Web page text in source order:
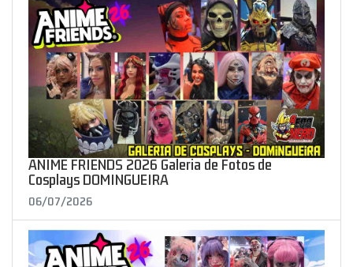
ANIME FRIENDS 2026 Galeria de Fotos de
Cosplays DOMINGUEIRA
06/07/2026